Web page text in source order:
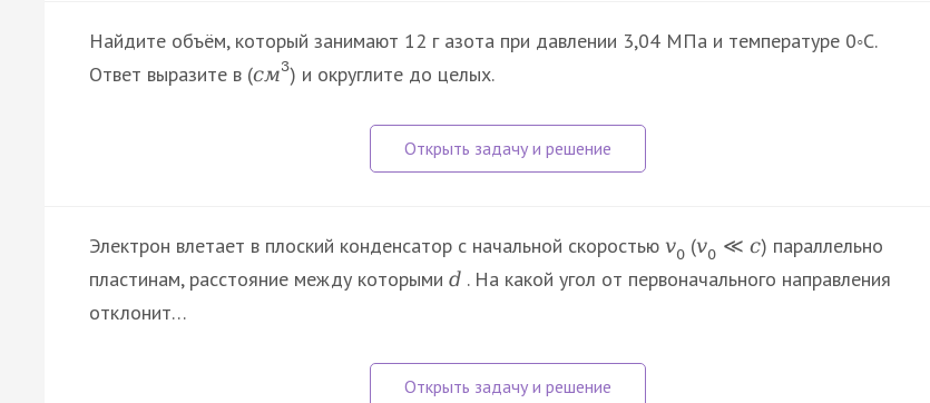
Найдите объём, который занимают 12 г азота при давлении 3,04 МПа и температуре 0◦С.
Ответ выразите в (cм3) и округлите до целых.
Электрон влетает в плоский конденсатор с начальной скоростью v0 (v0 ≪ c) параллельно
пластинам, расстояние между которыми d . На какой угол от первоначального направления
отклонит…